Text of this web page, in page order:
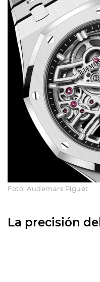
Foto: Audemars Piguet
La precisión